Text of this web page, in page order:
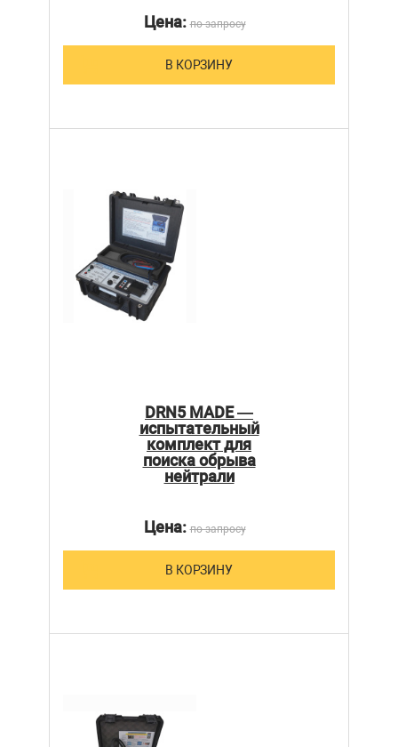
Цена:по запросу
В КОРЗИНУ
DRN5 MADE —
испытательный
комплект для
поиска обрыва
нейтрали
Цена:по запросу
В КОРЗИНУ